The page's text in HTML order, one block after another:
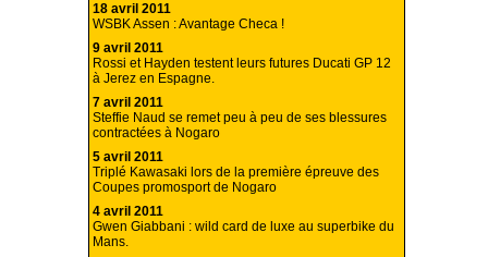
18 avril 2011
WSBK Assen : Avantage Checa !
9 avril 2011
Rossi et Hayden testent leurs futures Ducati GP 12
à Jerez en Espagne.
7 avril 2011
Steffie Naud se remet peu à peu de ses blessures
contractées à Nogaro
5 avril 2011
Triplé Kawasaki lors de la première épreuve des
Coupes promosport de Nogaro
4 avril 2011
Gwen Giabbani : wild card de luxe au superbike du
Mans.